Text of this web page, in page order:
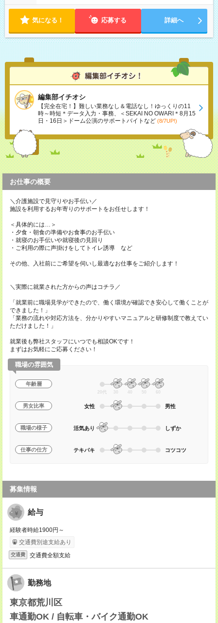
気になる！ 応募する 詳細へ
編集部イチオシ
【完全在宅！】難しい業務なし＆電話なし！ゆっくりの11
時～時短＊データ入力・事務、＜SEKAI NO OWARI＊8月15
日・16日＞ドーム公演のサポートバイトなど (8/7UP!)
お仕事の概要
＼介護施設で見守りやお手伝い／
施設を利用するお年寄りのサポートをお任せします！
＜具体的には…＞
・夕食・朝食の準備やお食事のお手伝い
・就寝のお手伝いや就寝後の見回り
・ご利用の際に声掛けをしてトイレ誘導 など
その他、入社前にご希望を伺いし最適なお仕事をご紹介します！
＼実際に就業された方からの声はコチラ／
「就業前に職場見学ができたので、働く環境が確認でき安心して働くことが
できました！」
「業務の流れや対応方法を、分かりやすいマニュアルと研修制度で教えてい
ただけました！」
就業後も弊社スタッフにいつでも相談OKです！
まずはお気軽にご応募ください！
職場の雰囲気
年齢層
20代 30 40 50 60
男女比率 女性 男性
職場の様子 活気あり しずか
仕事の仕方 テキパキ コツコツ
募集情報
給与
経験者時給1900円～
交通費別途支給あり
交通費 交通費全額支給
勤務地
東京都荒川区
車通勤OK / 自転車・バイク通勤OK